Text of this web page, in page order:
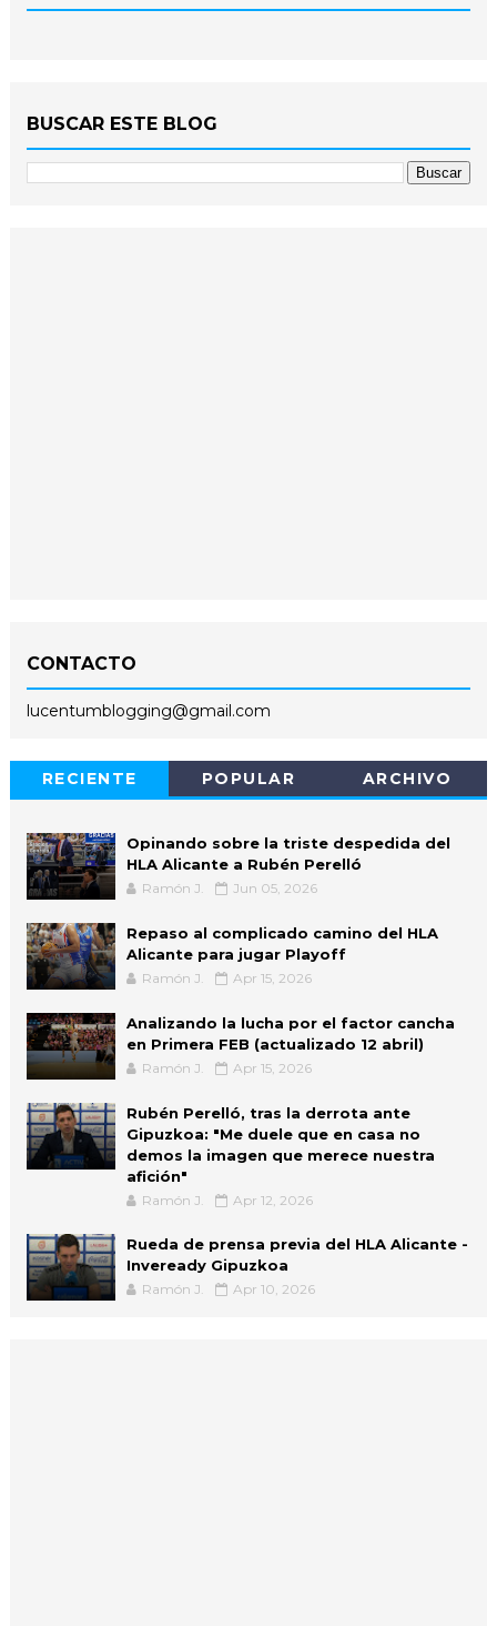
BUSCAR ESTE BLOG
CONTACTO
lucentumblogging@gmail.com
RECIENTE POPULAR ARCHIVO
Opinando sobre la triste despedida del
HLA Alicante a Rubén Perelló
Ramón J. Jun 05, 2026
Repaso al complicado camino del HLA
Alicante para jugar Playoff
Ramón J. Apr 15, 2026
Analizando la lucha por el factor cancha
en Primera FEB (actualizado 12 abril)
Ramón J. Apr 15, 2026
Rubén Perelló, tras la derrota ante
Gipuzkoa: "Me duele que en casa no
demos la imagen que merece nuestra
afición"
Ramón J. Apr 12, 2026
Rueda de prensa previa del HLA Alicante -
Inveready Gipuzkoa
Ramón J. Apr 10, 2026